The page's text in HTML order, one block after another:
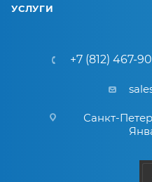
УСЛУГИ
+7 (812) 467-
Санкт-